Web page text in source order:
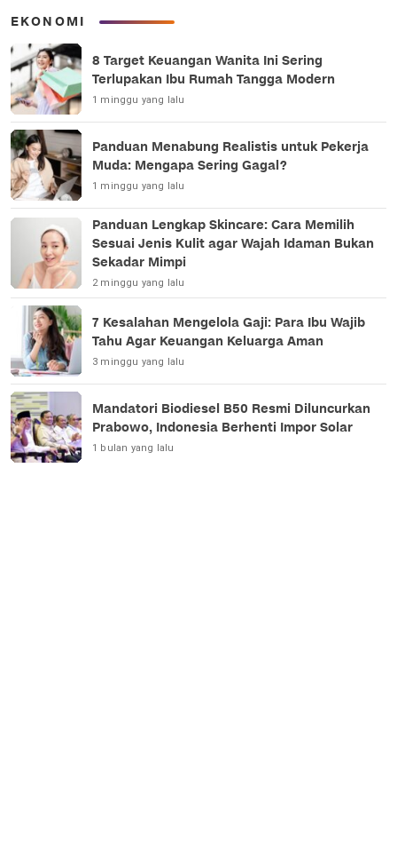
EKONOMI
8 Target Keuangan Wanita Ini Sering
Terlupakan Ibu Rumah Tangga Modern
1 minggu yang lalu
Panduan Menabung Realistis untuk Pekerja
Muda: Mengapa Sering Gagal?
1 minggu yang lalu
Panduan Lengkap Skincare: Cara Memilih
Sesuai Jenis Kulit agar Wajah Idaman Bukan
Sekadar Mimpi
2 minggu yang lalu
7 Kesalahan Mengelola Gaji: Para Ibu Wajib
Tahu Agar Keuangan Keluarga Aman
3 minggu yang lalu
Mandatori Biodiesel B50 Resmi Diluncurkan
Prabowo, Indonesia Berhenti Impor Solar
1 bulan yang lalu